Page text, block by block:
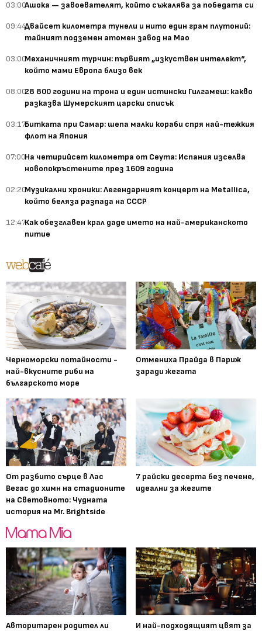
03:00Ашока — завоевателят, който съжалява за победата си
09:44Двайсет километра тунели и нито един грам плутоний:
тайният подземен атомен завод на Мао
03:00Механичният турчин: първият „изкуствен интелект“,
който мами Европа близо век
08:0028 800 години на трона и един истински Гилгамеш: какво
разказва Шумерският царски списък
03:17Битката при Самар: шепа малки кораби спря най-тежкия
флот на Япония
07:00На четирийсет километра от Сеута: Испания изселва
новопокръстените през 1609 година
02:20Музикални хроники: Легендарният концерт на Metallica,
който беляза разпада на СССР
12:47Как обезглавен крал даде името на най-американското
питие
Черноморски потайности -
най-вкусните риби на
българското море
Отмениха Прайда в Париж
заради жегата
От разбито сърце в Лас
Вегас до химн на стадионите
на Световното: Чудната
история на Mr. Brightside
7 райски десерта без печене,
идеални за жегите
Авторитарен родител ли
И най-подходящият цвят за